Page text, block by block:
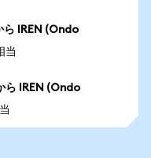
IREN (Ondo
当
IREN (Ondo